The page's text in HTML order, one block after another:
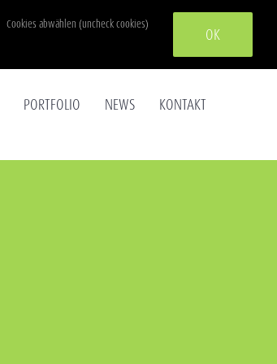
Instagram
PORTFOLIO NEWS KONTAKT
Cookies abwählen (uncheck cookies)
OK